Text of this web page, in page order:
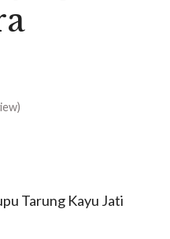
Tarung Kayu Jati